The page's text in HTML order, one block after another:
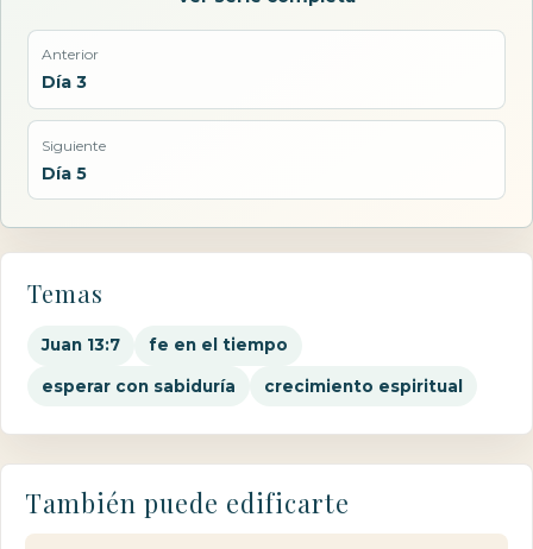
Anterior
Día 3
Siguiente
Día 5
Temas
Juan 13:7 fe en el tiempo
esperar con sabiduría crecimiento espiritual
También puede edificarte